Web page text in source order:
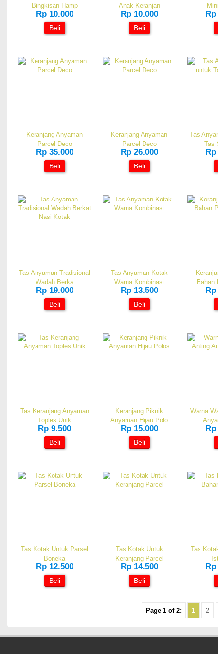
Bingkisan Hamp
Rp 10.000
Beli
Anak Keranjan
Rp 10.000
Beli
Rp
Keranjang Anyaman
Parcel Deco
Rp 35.000
Beli
Keranjang Anyaman
Parcel Deco
Rp 26.000
Beli
Tas
Tas
Rp
Tas Anyaman Tradisional
Wadah Berka
Rp 19.000
Beli
Tas Anyaman Kotak
Warna Kombinasi
Rp 13.500
Beli
Bahan
Rp
Tas Keranjang Anyaman
Toples Unik
Rp 9.500
Beli
Keranjang Piknik
Anyaman Hijau Polo
Rp 15.000
Beli
Warna
Rp
Tas Kotak Untuk Parsel
Boneka
Rp 12.500
Beli
Tas Kotak Untuk
Keranjang Parcel
Rp 14.500
Beli
Tas
Rp
Page 1 of 2: 1 2